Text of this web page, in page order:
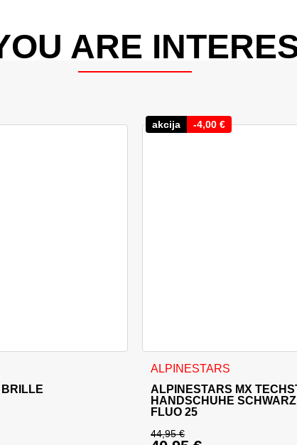
ARE
auf der Produktseite gewählt werden
akcija -4,00 €
ALPINESTARS
ALPINESTARS MX
HANDSCHUHE
FLUO 25
44,95€
Dieses Produkt weist